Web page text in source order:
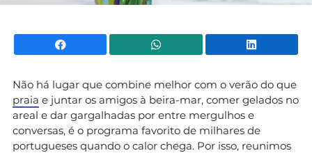
Facebook WhatsApp
Não há lugar que combine melhor com o verão do que
praia e juntar os amigos à beira-mar, comer gelados no
areal e dar gargalhadas por entre mergulhos e
conversas, é o programa favorito de milhares de
portugueses quando o calor chega. Por isso, reunimos